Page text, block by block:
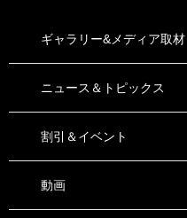
ギャラリー&メディア取材
ニュース＆トピックス
割引＆イベント
動画